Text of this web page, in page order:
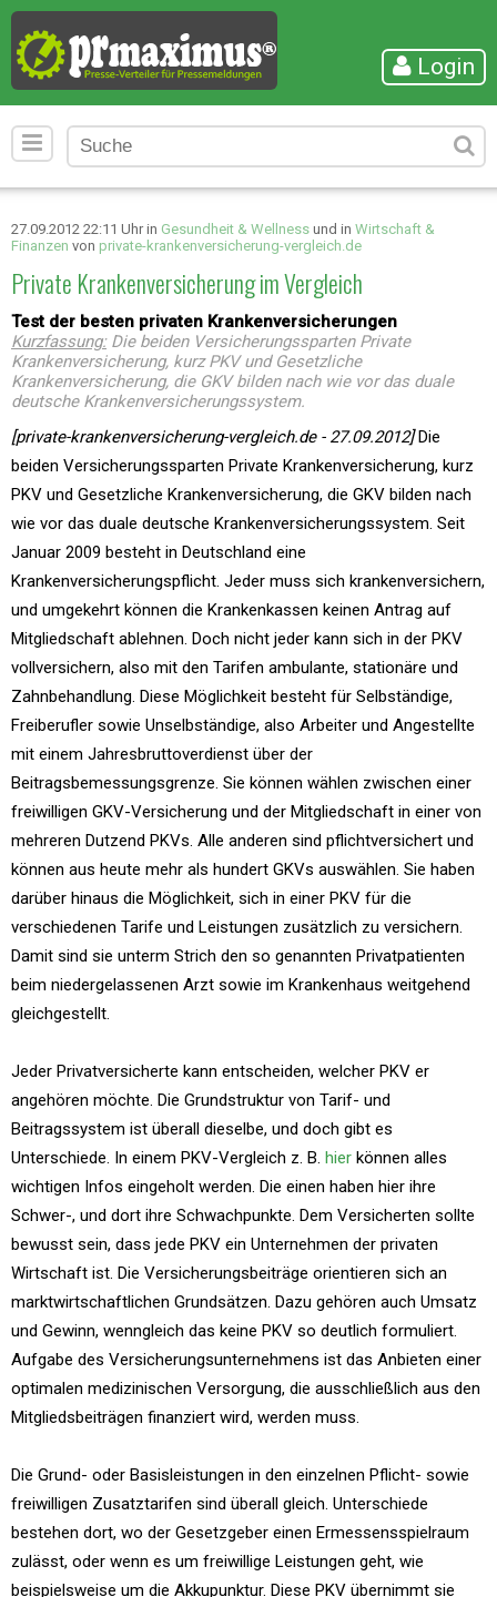
Login
27.09.2012 22:11 Uhr in Gesundheit & Wellness und in Wirtschaft &
Finanzen von private-krankenversicherung-vergleich.de
Private Krankenversicherung im Vergleich
Test der besten privaten Krankenversicherungen
Kurzfassung:Die beiden Versicherungssparten Private
Krankenversicherung, kurz PKV und Gesetzliche
Krankenversicherung, die GKV bilden nach wie vor das duale
deutsche Krankenversicherungssystem.
[private-krankenversicherung-vergleich.de - 27.09.2012]Die
beiden Versicherungssparten Private Krankenversicherung, kurz
PKV und Gesetzliche Krankenversicherung, die GKV bilden nach
wie vor das duale deutsche Krankenversicherungssystem. Seit
Januar 2009 besteht in Deutschland eine
Krankenversicherungspflicht. Jeder muss sich krankenversichern,
und umgekehrt können die Krankenkassen keinen Antrag auf
Mitgliedschaft ablehnen. Doch nicht jeder kann sich in der PKV
vollversichern, also mit den Tarifen ambulante, stationäre und
Zahnbehandlung. Diese Möglichkeit besteht für Selbständige,
Freiberufler sowie Unselbständige, also Arbeiter und Angestellte
mit einem Jahresbruttoverdienst über der
Beitragsbemessungsgrenze. Sie können wählen zwischen einer
freiwilligen GKV-Versicherung und der Mitgliedschaft in einer von
mehreren Dutzend PKVs. Alle anderen sind pflichtversichert und
können aus heute mehr als hundert GKVs auswählen. Sie haben
darüber hinaus die Möglichkeit, sich in einer PKV für die
verschiedenen Tarife und Leistungen zusätzlich zu versichern.
Damit sind sie unterm Strich den so genannten Privatpatienten
beim niedergelassenen Arzt sowie im Krankenhaus weitgehend
gleichgestellt.
Jeder Privatversicherte kann entscheiden, welcher PKV er
angehören möchte. Die Grundstruktur von Tarif- und
Beitragssystem ist überall dieselbe, und doch gibt es
Unterschiede. In einem PKV-Vergleich z. B. hier können alles
wichtigen Infos eingeholt werden. Die einen haben hier ihre
Schwer-, und dort ihre Schwachpunkte. Dem Versicherten sollte
bewusst sein, dass jede PKV ein Unternehmen der privaten
Wirtschaft ist. Die Versicherungsbeiträge orientieren sich an
marktwirtschaftlichen Grundsätzen. Dazu gehören auch Umsatz
und Gewinn, wenngleich das keine PKV so deutlich formuliert.
Aufgabe des Versicherungsunternehmens ist das Anbieten einer
optimalen medizinischen Versorgung, die ausschließlich aus den
Mitgliedsbeiträgen finanziert wird, werden muss.
Die Grund- oder Basisleistungen in den einzelnen Pflicht- sowie
freiwilligen Zusatztarifen sind überall gleich. Unterschiede
bestehen dort, wo der Gesetzgeber einen Ermessensspielraum
zulässt, oder wenn es um freiwillige Leistungen geht, wie
beispielsweise um die Akkupunktur. Diese PKV übernimmt sie